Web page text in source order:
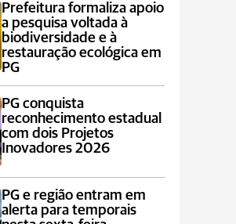
Prefeitura formaliza apoio
a pesquisa voltada à
biodiversidade e à
restauração ecológica em
PG
PG conquista
reconhecimento estadual
com dois Projetos
Inovadores 2026
PG e região entram em
alerta para temporais